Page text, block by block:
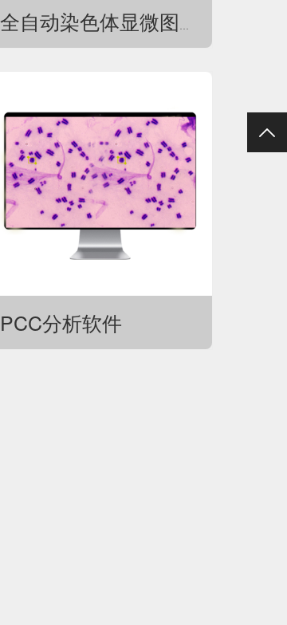
全自动染色体显微图像扫描系统LS-ACS200（高通量）
PCC分析软件